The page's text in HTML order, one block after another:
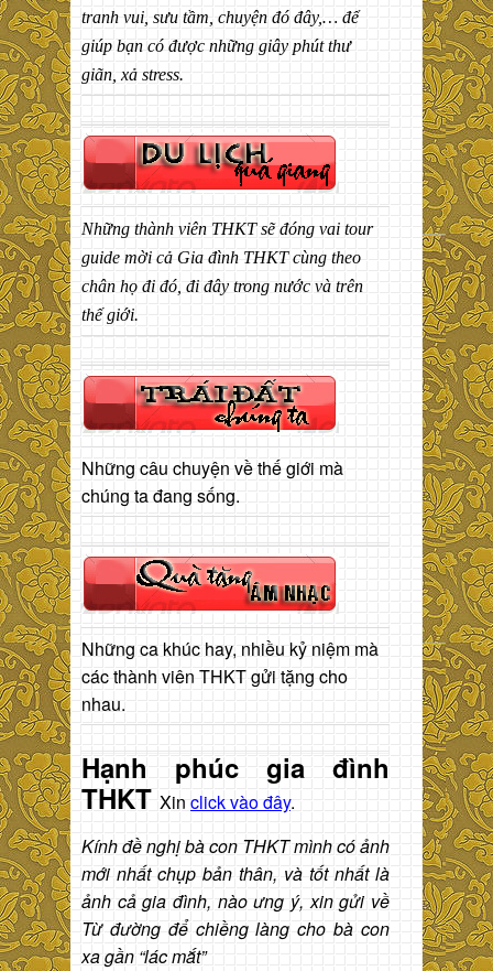
tranh vui, sưu tầm, chuyện đó đây,… để
giúp bạn có được những giây phút thư
giãn, xả stress.
Những thành viên THKT sẽ đóng vai tour
guide mời cả Gia đình THKT cùng theo
chân họ đi đó, đi đây trong nước và trên
thế giới.
Những câu chuyện về thế giới mà
chúng ta đang sống.
Những ca khúc hay, nhiều kỷ niệm mà
các thành viên THKT gửi tặng cho
nhau.
Hạnh phúc gia đình
THKT Xin click vào đây.
Kính đề nghị bà con THKT mình có ảnh
mới nhất chụp bản thân, và tốt nhất là
ảnh cả gia đình, nào ưng ý, xin gửi về
Từ đường để chiềng làng cho bà con
xa gần “lác mắt”